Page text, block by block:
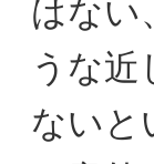
はない
うな近
ないと